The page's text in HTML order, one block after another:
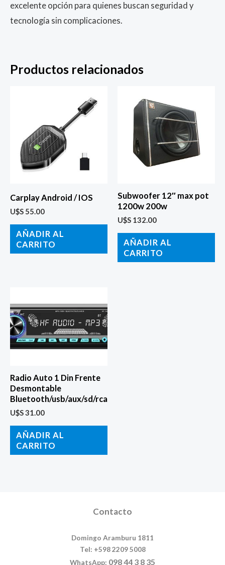
excelente opción para quienes buscan seguridad y
tecnología sin complicaciones.
Productos relacionados
Carplay Android / IOS
U$S 55.00
AÑADIR AL
CARRITO
Subwoofer 12″ max pot
1200w 200w
U$S 132.00
AÑADIR AL
CARRITO
Radio Auto 1 Din Frente
Desmontable
Bluetooth/usb/aux/sd/rca
U$S31.00
AÑADIR AL
CARRITO
Contacto
Domingo Aramburu 1811
Tel: +598 2209 5008
WhatsApp: 098 44 3 8 35